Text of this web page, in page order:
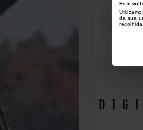
Este
da sua